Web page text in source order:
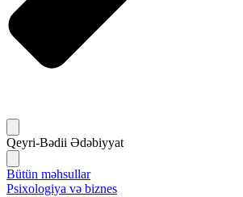
Qeyri-Bədii Ədəbiyyat
Bütün məhsullar
Psixologiya və biznes